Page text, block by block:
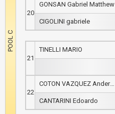
20
GONSAN Gabriel Matthew
CIGOLINI gabriele
21
TINELLI MARIO
22
COTON VAZQUEZ Anderson Dibaris
CANTARINI Edoardo